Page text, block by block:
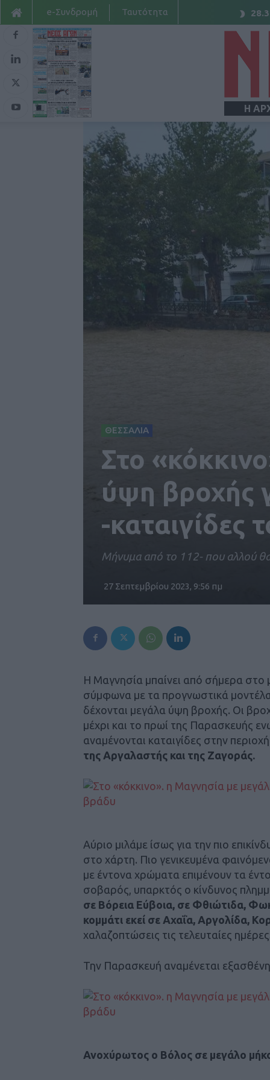
28.3
e-Συνδρομή Ταυτότητα
Η
ΘΕΣΣΑΛΙΑ
Στο
ύψη βροχής
-καταιγίδες
Μήνυμα από το 112- που αλλού
27 Σεπτεμβρίου 2023, 9:56 πμ
Η Μαγνησία μπαίνει από σήμερα στο
σύμφωνα με τα προγνωστικά
δέχονται μεγάλα ύψη βροχής. Οι
μέχρι και το πρωί της Παρασκευής
αναμένονται καταιγίδες στην
της Αργαλαστής και της Ζαγοράς.
Αύριο μιλάμε ίσως για την πιο
στο χάρτη. Πιο γενικευμένα
με έντονα χρώματα επιμένουν τα
σοβαρός, υπαρκτός ο κίνδυνος
σε Βόρεια Εύβοια, σε Φθιώτιδα,
κομμάτι εκεί σε Αχαΐα, Αργολίδα,
χαλαζοπτώσεις τις τελευταίες
Την Παρασκευή αναμένεται
Ανοχύρωτος ο Βόλος σε μεγάλο